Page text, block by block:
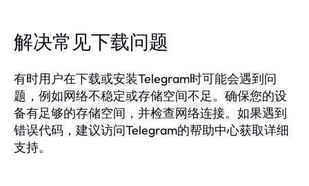
解决常见下载问题
有时用户在下载或安装Telegram时可能会遇到问
题，例如网络不稳定或存储空间不足。确保您的设
备有足够的存储空间，并检查网络连接。如果遇到
错误代码，建议访问Telegram的帮助中心获取详细
支持。